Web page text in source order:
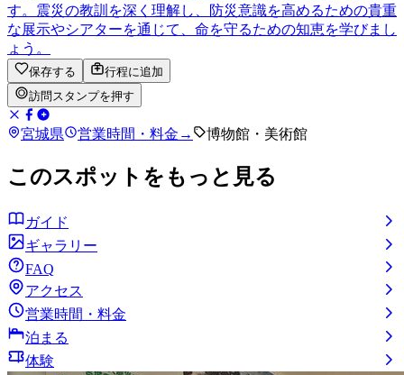
す。震災の教訓を深く理解し、防災意識を高めるための貴重
な展示やシアターを通じて、命を守るための知恵を学びまし
ょう。
保存する
行程に追加
訪問スタンプを押す
宮城県 営業時間・料金 → 博物館・美術館
このスポットをもっと見る
ガイド
ギャラリー
FAQ
アクセス
営業時間・料金
泊まる
体験